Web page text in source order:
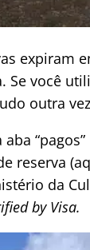
expiram
Se você
outra
reserva
da
by Visa.